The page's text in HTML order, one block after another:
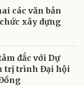
các văn bản
xây dựng
đắc với Dự
trị trình Đại hội